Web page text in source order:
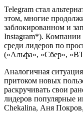
Telegram стал
этом, многие
заблокированном и
Instagram*). Компании
среди лидеров по
(«Альфа», «Сбер»,
Аналогичная
притоком новых
раскручивать свои
лидеров популярные
Chekalina, Аня